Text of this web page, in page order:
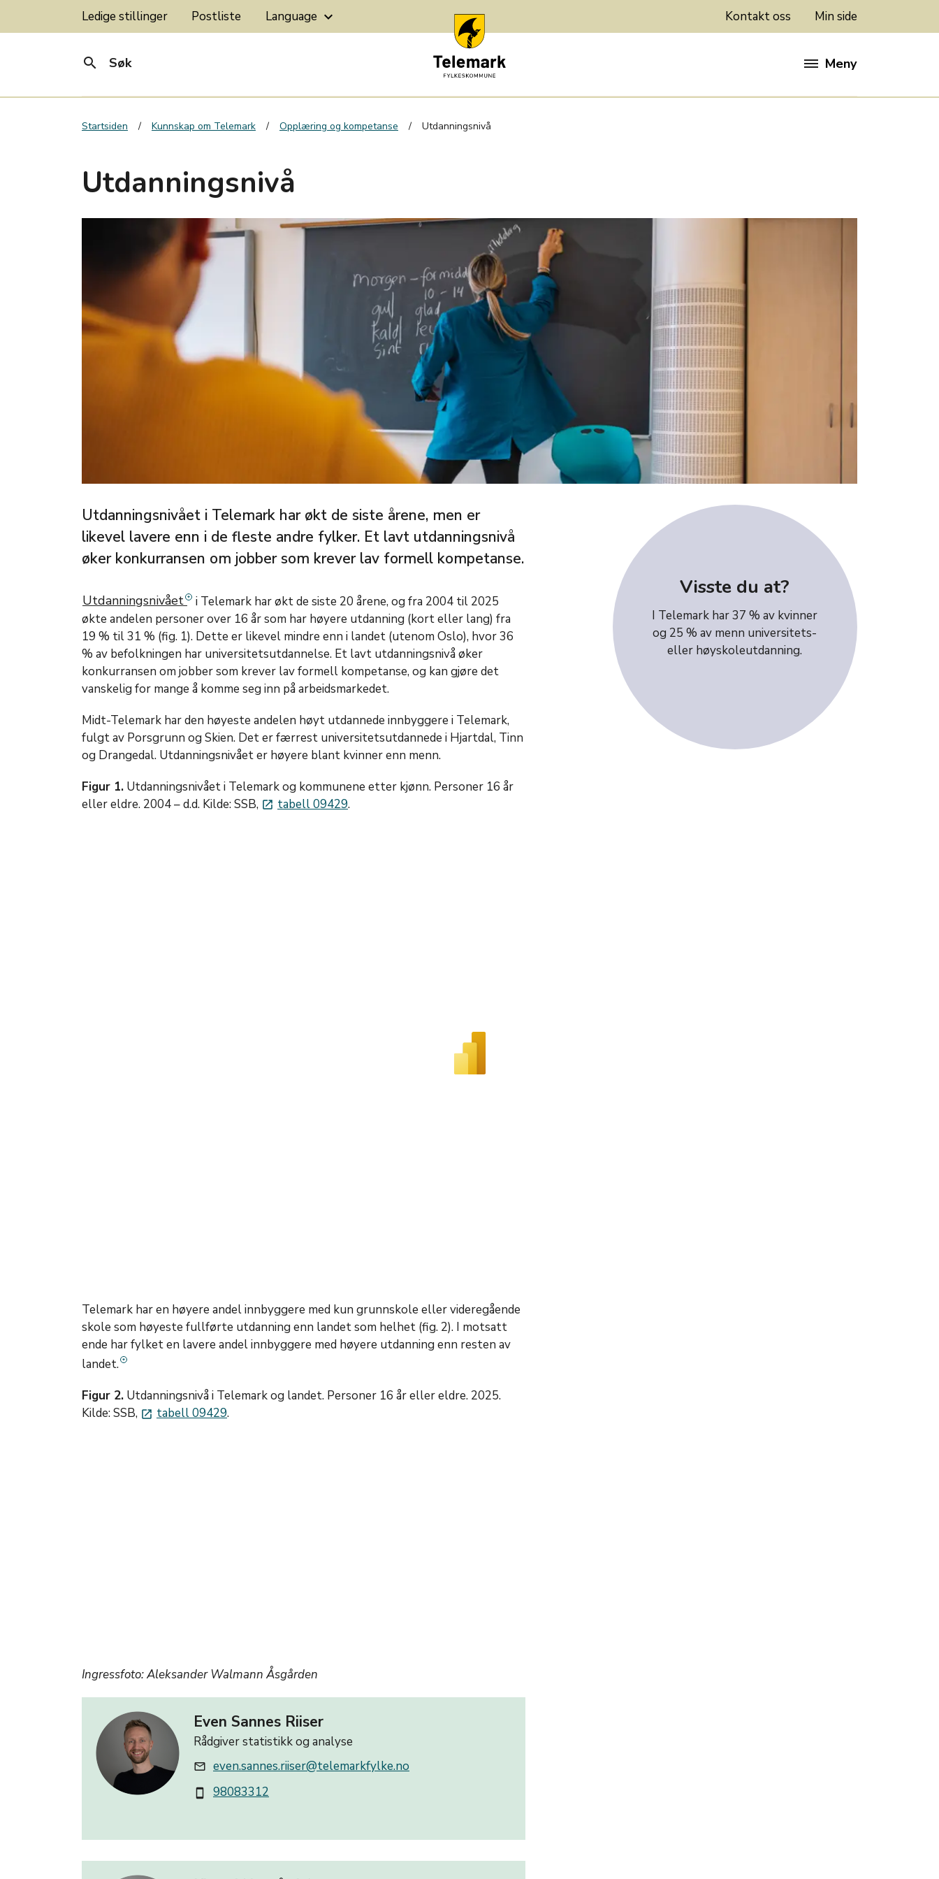
Ledige stillinger Postliste Language keyboard_arrow_down Kontakt oss Min side
search Søk Meny
Startsiden Kunnskap om Telemark Opplæring og kompetanse Utdanningsnivå
Utdanningsnivå
Utdanningsnivået i Telemark har økt de siste årene, men er
likevel lavere enn i de fleste andre fylker. Et lavt utdanningsnivå
øker konkurransen om jobber som krever lav formell kompetanse.
Utdanningsnivået i Telemark har økt de siste 20 årene, og fra 2004 til 2025
økte andelen personer over 16 år som har høyere utdanning (kort eller lang) fra
19 % til 31 % (fig. 1). Dette er likevel mindre enn i landet (utenom Oslo), hvor 36
% av befolkningen har universitetsutdannelse. Et lavt utdanningsnivå øker
konkurransen om jobber som krever lav formell kompetanse, og kan gjøre det
vanskelig for mange å komme seg inn på arbeidsmarkedet.
Midt-Telemark har den høyeste andelen høyt utdannede innbyggere i Telemark,
fulgt av Porsgrunn og Skien. Det er færrest universitetsutdannede i Hjartdal, Tinn
og Drangedal. Utdanningsnivået er høyere blant kvinner enn menn.
Figur 1. Utdanningsnivået i Telemark og kommunene etter kjønn. Personer 16 år
eller eldre. 2004 – d.d. Kilde: SSB, launch tabell 09429.
Telemark har en høyere andel innbyggere med kun grunnskole eller videregående
skole som høyeste fullførte utdanning enn landet som helhet (fig. 2). I motsatt
ende har fylket en lavere andel innbyggere med høyere utdanning enn resten av
landet.
Figur 2. Utdanningsnivå i Telemark og landet. Personer 16 år eller eldre. 2025.
Kilde: SSB, launch tabell 09429.
Ingressfoto: Aleksander Walmann Åsgården
Even Sannes Riiser
Rådgiver statistikk og analyse
mail_outline even.sannes.riiser@telemarkfylke.no
smartphone 98083312
Visste du at?
I Telemark har 37 % av kvinner
og 25 % av menn universitets-
eller høyskoleutdanning.